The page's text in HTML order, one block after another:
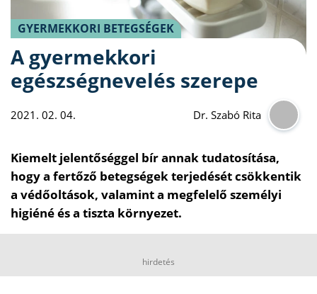
GYERMEKKORI BETEGSÉGEK
A gyermekkori
egészségnevelés szerepe
2021. 02. 04. Dr. Szabó Rita
Kiemelt jelentőséggel bír annak tudatosítása,
hogy a fertőző betegségek terjedését csökkentik
a védőoltások, valamint a megfelelő személyi
higiéné és a tiszta környezet.
hirdetés